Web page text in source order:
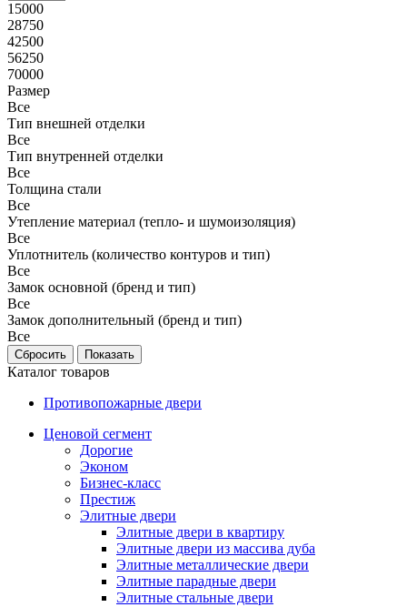
15000
28750
42500
56250
70000
Размер
Все
Тип внешней отделки
Все
Тип внутренней отделки
Все
Толщина стали
Все
Утепление материал (тепло- и шумоизоляция)
Все
Уплотнитель (количество контуров и тип)
Все
Замок основной (бренд и тип)
Все
Замок дополнительный (бренд и тип)
Все
Каталог товаров
Противопожарные двери
Ценовой сегмент
Дорогие
Эконом
Бизнес-класс
Престиж
Элитные двери
Элитные двери в квартиру
Элитные двери из массива дуба
Элитные металлические двери
Элитные парадные двери
Элитные стальные двери